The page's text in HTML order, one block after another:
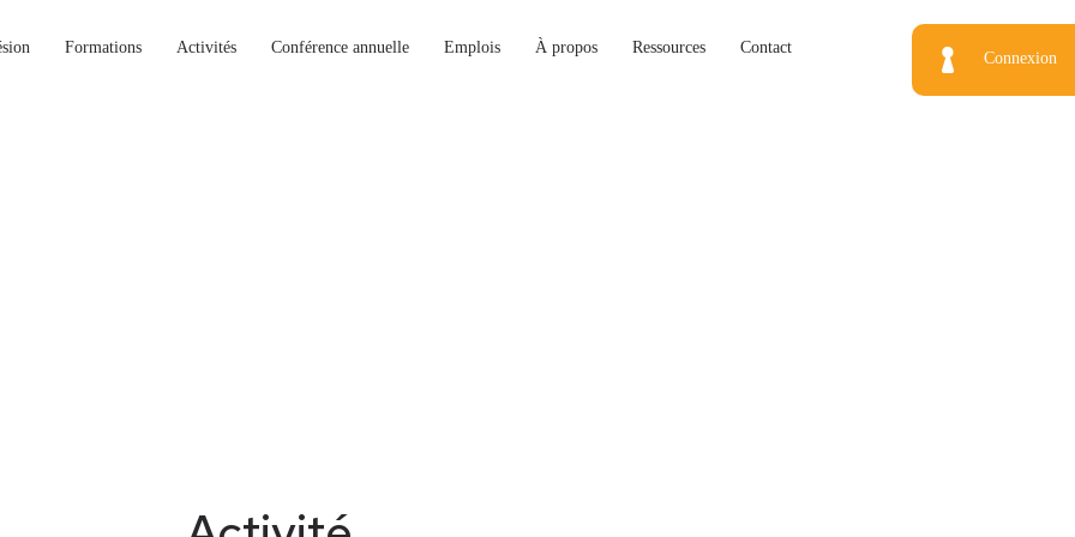
Connexion
Formations Activités Conférence annuelle Emplois À propos Ressources Contact